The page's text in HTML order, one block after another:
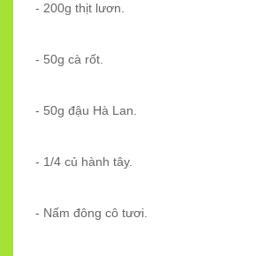
- 200g thịt lươn.
- 50g cà rốt.
- 50g đậu Hà Lan.
- 1/4 củ hành tây.
- Nấm đông cô tươi.